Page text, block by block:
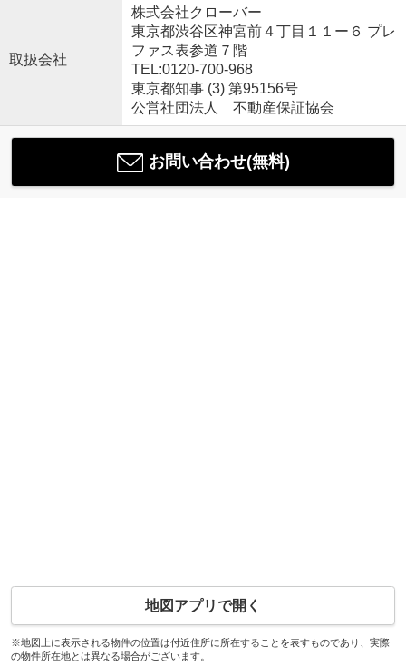
取扱会社
株式会社クローバー
東京都渋谷区神宮前４丁目１１ー６ プレ
ファス表参道７階
TEL:0120-700-968
東京都知事 (3) 第95156号
公営社団法人 不動産保証協会
お問い合わせ(無料)
地図アプリで開く
※地図上に表示される物件の位置は付近住所に所在することを表すものであり、実際
の物件所在地とは異なる場合がございます。